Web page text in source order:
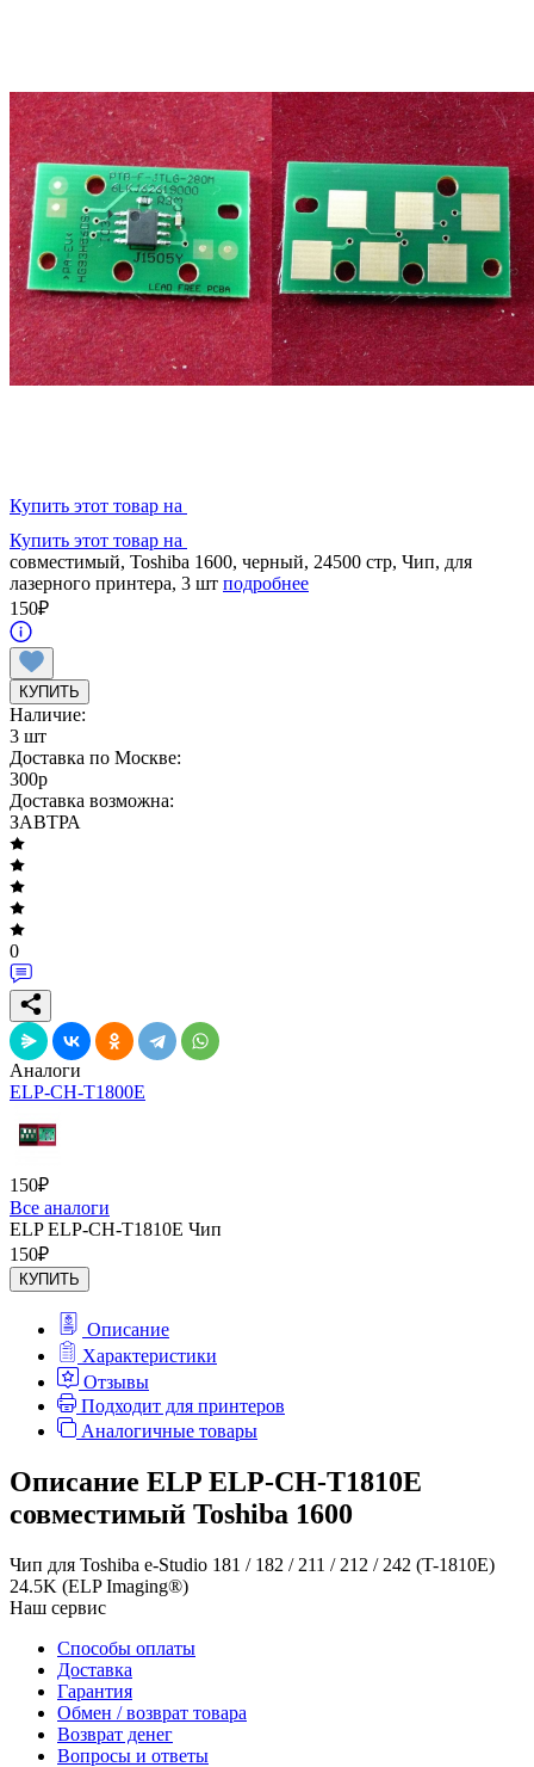
Купить этот товар на
Купить этот товар на
совместимый, Toshiba 1600, черный, 24500 стр, Чип, для
лазерного принтера, 3 шт подробнее
150₽
КУПИТЬ
Наличие:
3 шт
Доставка по Москве:
300p
Доставка возможна:
ЗАВТРА
0
Аналоги
ELP-CH-T1800E
150₽
Все аналоги
ELP ELP-CH-T1810E Чип
150₽
КУПИТЬ
Описание
Характеристики
Отзывы
Подходит для принтеров
Аналогичные товары
Описание ELP ELP-CH-T1810E
совместимый Toshiba 1600
Чип для Toshiba e-Studio 181 / 182 / 211 / 212 / 242 (T-1810E)
24.5K (ELP Imaging®)
Наш сервис
Способы оплаты
Доставка
Гарантия
Обмен / возврат товара
Возврат денег
Вопросы и ответы